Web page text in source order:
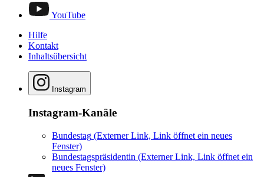
YouTube
Hilfe
Kontakt
Inhaltsübersicht
Instagram
Instagram-Kanäle
Bundestag (Externer Link, Link öffnet ein neues
Fenster)
Bundestagspräsidentin (Externer Link, Link öffnet ein
neues Fenster)